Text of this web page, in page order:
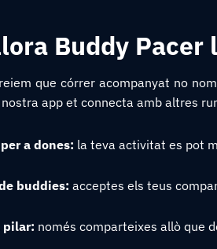
Buddy
que córrer acompanyat no
nostra app et connecta amb altres
a dones: la teva activitat es pot
buddies: acceptes els teus
pilar: només comparteixes allò que